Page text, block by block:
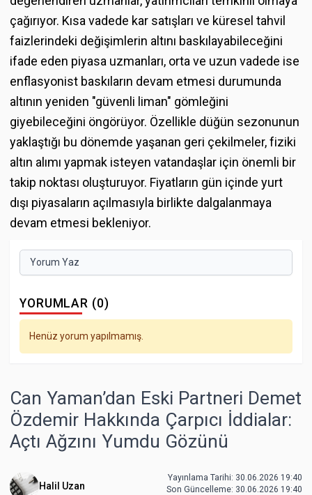
çağırıyor. Kısa vadede kar satışları ve küresel tahvil
faizlerindeki değişimlerin altını baskılayabileceğini
ifade eden piyasa uzmanları, orta ve uzun vadede ise
enflasyonist baskıların devam etmesi durumunda
altının yeniden "güvenli liman" gömleğini
giyebileceğini öngörüyor. Özellikle düğün sezonunun
yaklaştığı bu dönemde yaşanan geri çekilmeler, fiziki
altın alımı yapmak isteyen vatandaşlar için önemli bir
takip noktası oluşturuyor. Fiyatların gün içinde yurt
dışı piyasaların açılmasıyla birlikte dalgalanmaya
devam etmesi bekleniyor.
Yorum Yaz
YORUMLAR (0)
Henüz yorum yapılmamış.
Can Yaman’dan Eski Partneri Demet
Özdemir Hakkında Çarpıcı İddialar:
Açtı Ağzını Yumdu Gözünü
Halil Uzan
Yayınlama Tarihi: 30.06.2026 19:40
Son Güncelleme: 30.06.2026 19:40